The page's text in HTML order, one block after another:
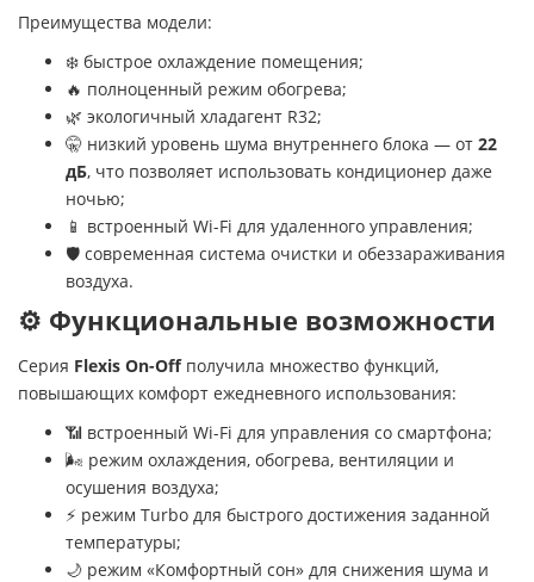
Преимущества модели:
❄️ быстрое охлаждение помещения;
🔥 полноценный режим обогрева;
🌿 экологичный хладагент R32;
🤫 низкий уровень шума внутреннего блока — от 22
дБ, что позволяет использовать кондиционер даже
ночью;
📱 встроенный Wi-Fi для удаленного управления;
🛡️ современная система очистки и обеззараживания
воздуха.
⚙️ Функциональные возможности
Серия Flexis On-Offполучила множество функций,
повышающих комфорт ежедневного использования:
📶 встроенный Wi-Fi для управления со смартфона;
🌬️ режим охлаждения, обогрева, вентиляции и
осушения воздуха;
⚡ режим Turbo для быстрого достижения заданной
температуры;
🌙 режим «Комфортный сон» для снижения шума и